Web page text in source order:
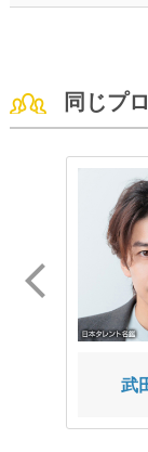
同じプ
武